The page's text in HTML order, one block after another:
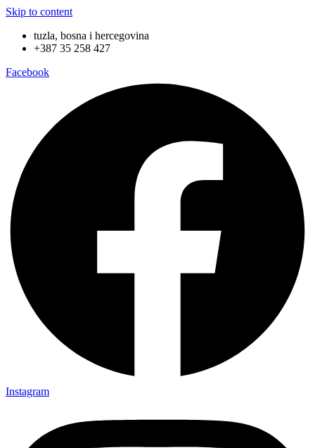
Skip to content
tuzla, bosna i hercegovina
+387 35 258 427
Facebook
Instagram